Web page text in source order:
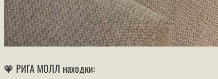
🧡 РИГА МОЛЛ находки: